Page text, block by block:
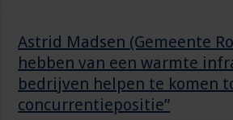
Astrid Madsen (Gemeente
hebben van een warmte
bedrijven helpen te komen
concurrentiepositie”